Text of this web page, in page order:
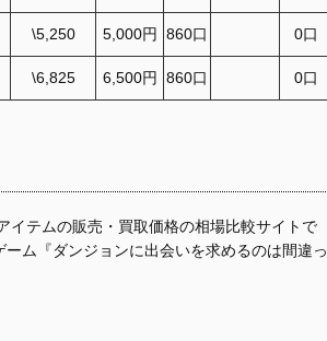
\5,250 5,000円 860口 0口
\6,825 6,500円 860口 0口
イテムの販売・買取価格の相場比較サイトで
ム『ダンジョンに出会いを求めるのは間違っ